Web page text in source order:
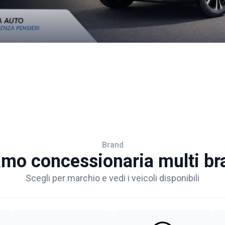
Brand
concessionaria multi
Scegli per marchio e vedi i veicoli disponibili